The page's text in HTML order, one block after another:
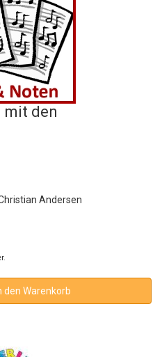
mit den
Andersen
den Warenkorb